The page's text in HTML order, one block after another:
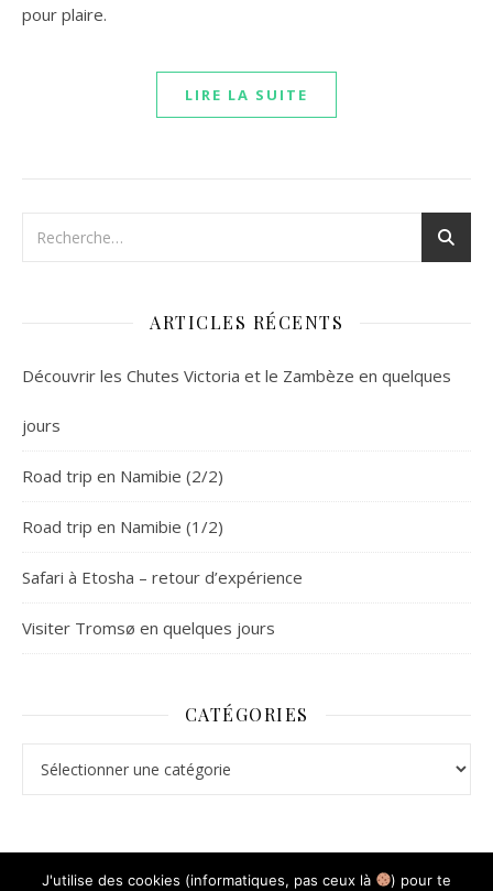
pour plaire.
LIRE LA SUITE
ARTICLES RÉCENTS
Découvrir les Chutes Victoria et le Zambèze en quelques
jours
Road trip en Namibie (2/2)
Road trip en Namibie (1/2)
Safari à Etosha – retour d’expérience
Visiter Tromsø en quelques jours
CATÉGORIES
J'utilise des cookies (informatiques, pas ceux là ) pour te